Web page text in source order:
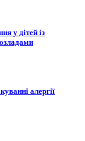
у дітей із
алергії